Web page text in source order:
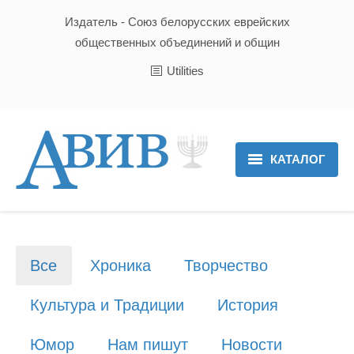
Издатель - Союз белорусских еврейских
общественных объединений и общин
Utilities
КАТАЛОГ
Культура и Традиции
Хроника
Люди
Все Хроника Творчество
Культура и Традиции История
Юмор Нам пишут Новости